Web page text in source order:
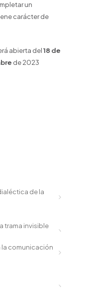
un
carácter de
abierta del18 de
de 2023
de la
trama invisible
comunicación